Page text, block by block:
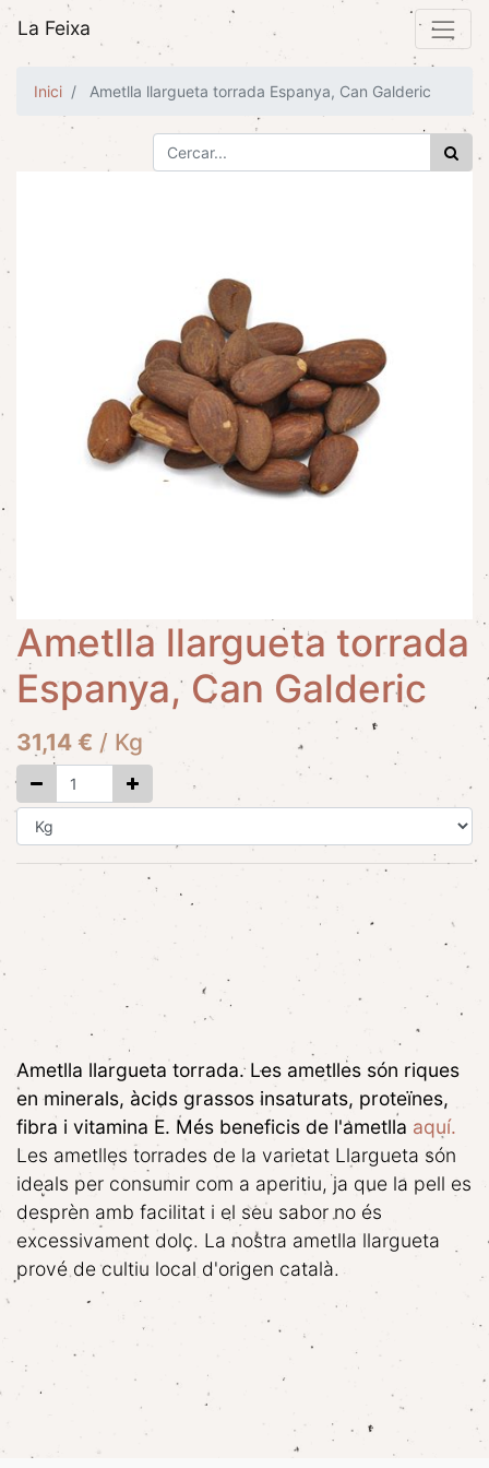
La Feixa
Inici Ametlla llargueta torrada Espanya, Can Galderic
Ametlla llargueta torrada
Espanya, Can Galderic
31,14 € / Kg
Ametlla llargueta torrada. Les ametlles són riques
en minerals, àcids grassos insaturats, proteïnes,
fibra i vitamina E. Més beneficis de l'ametlla aquí.
Les ametlles torrades de la varietat Llargueta són
ideals per consumir com a aperitiu, ja que la pell es
desprèn amb facilitat i el seu sabor no és
excessivament dolç. La nostra ametlla llargueta
prové de cultiu local d'origen català.